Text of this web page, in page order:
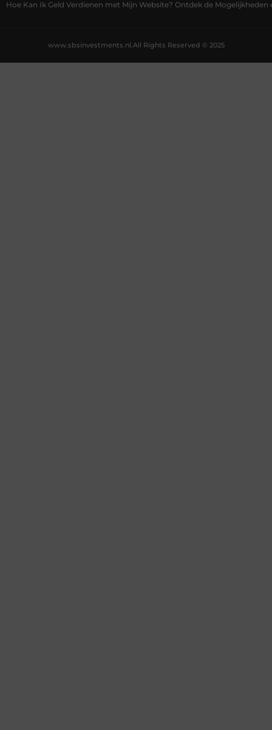
Hoe Kan Ik Geld Verdienen met Mijn Website? Ontdek de Mogelijkheden
All Rights Reserved © 2025
www.sbsinvestments.nl.